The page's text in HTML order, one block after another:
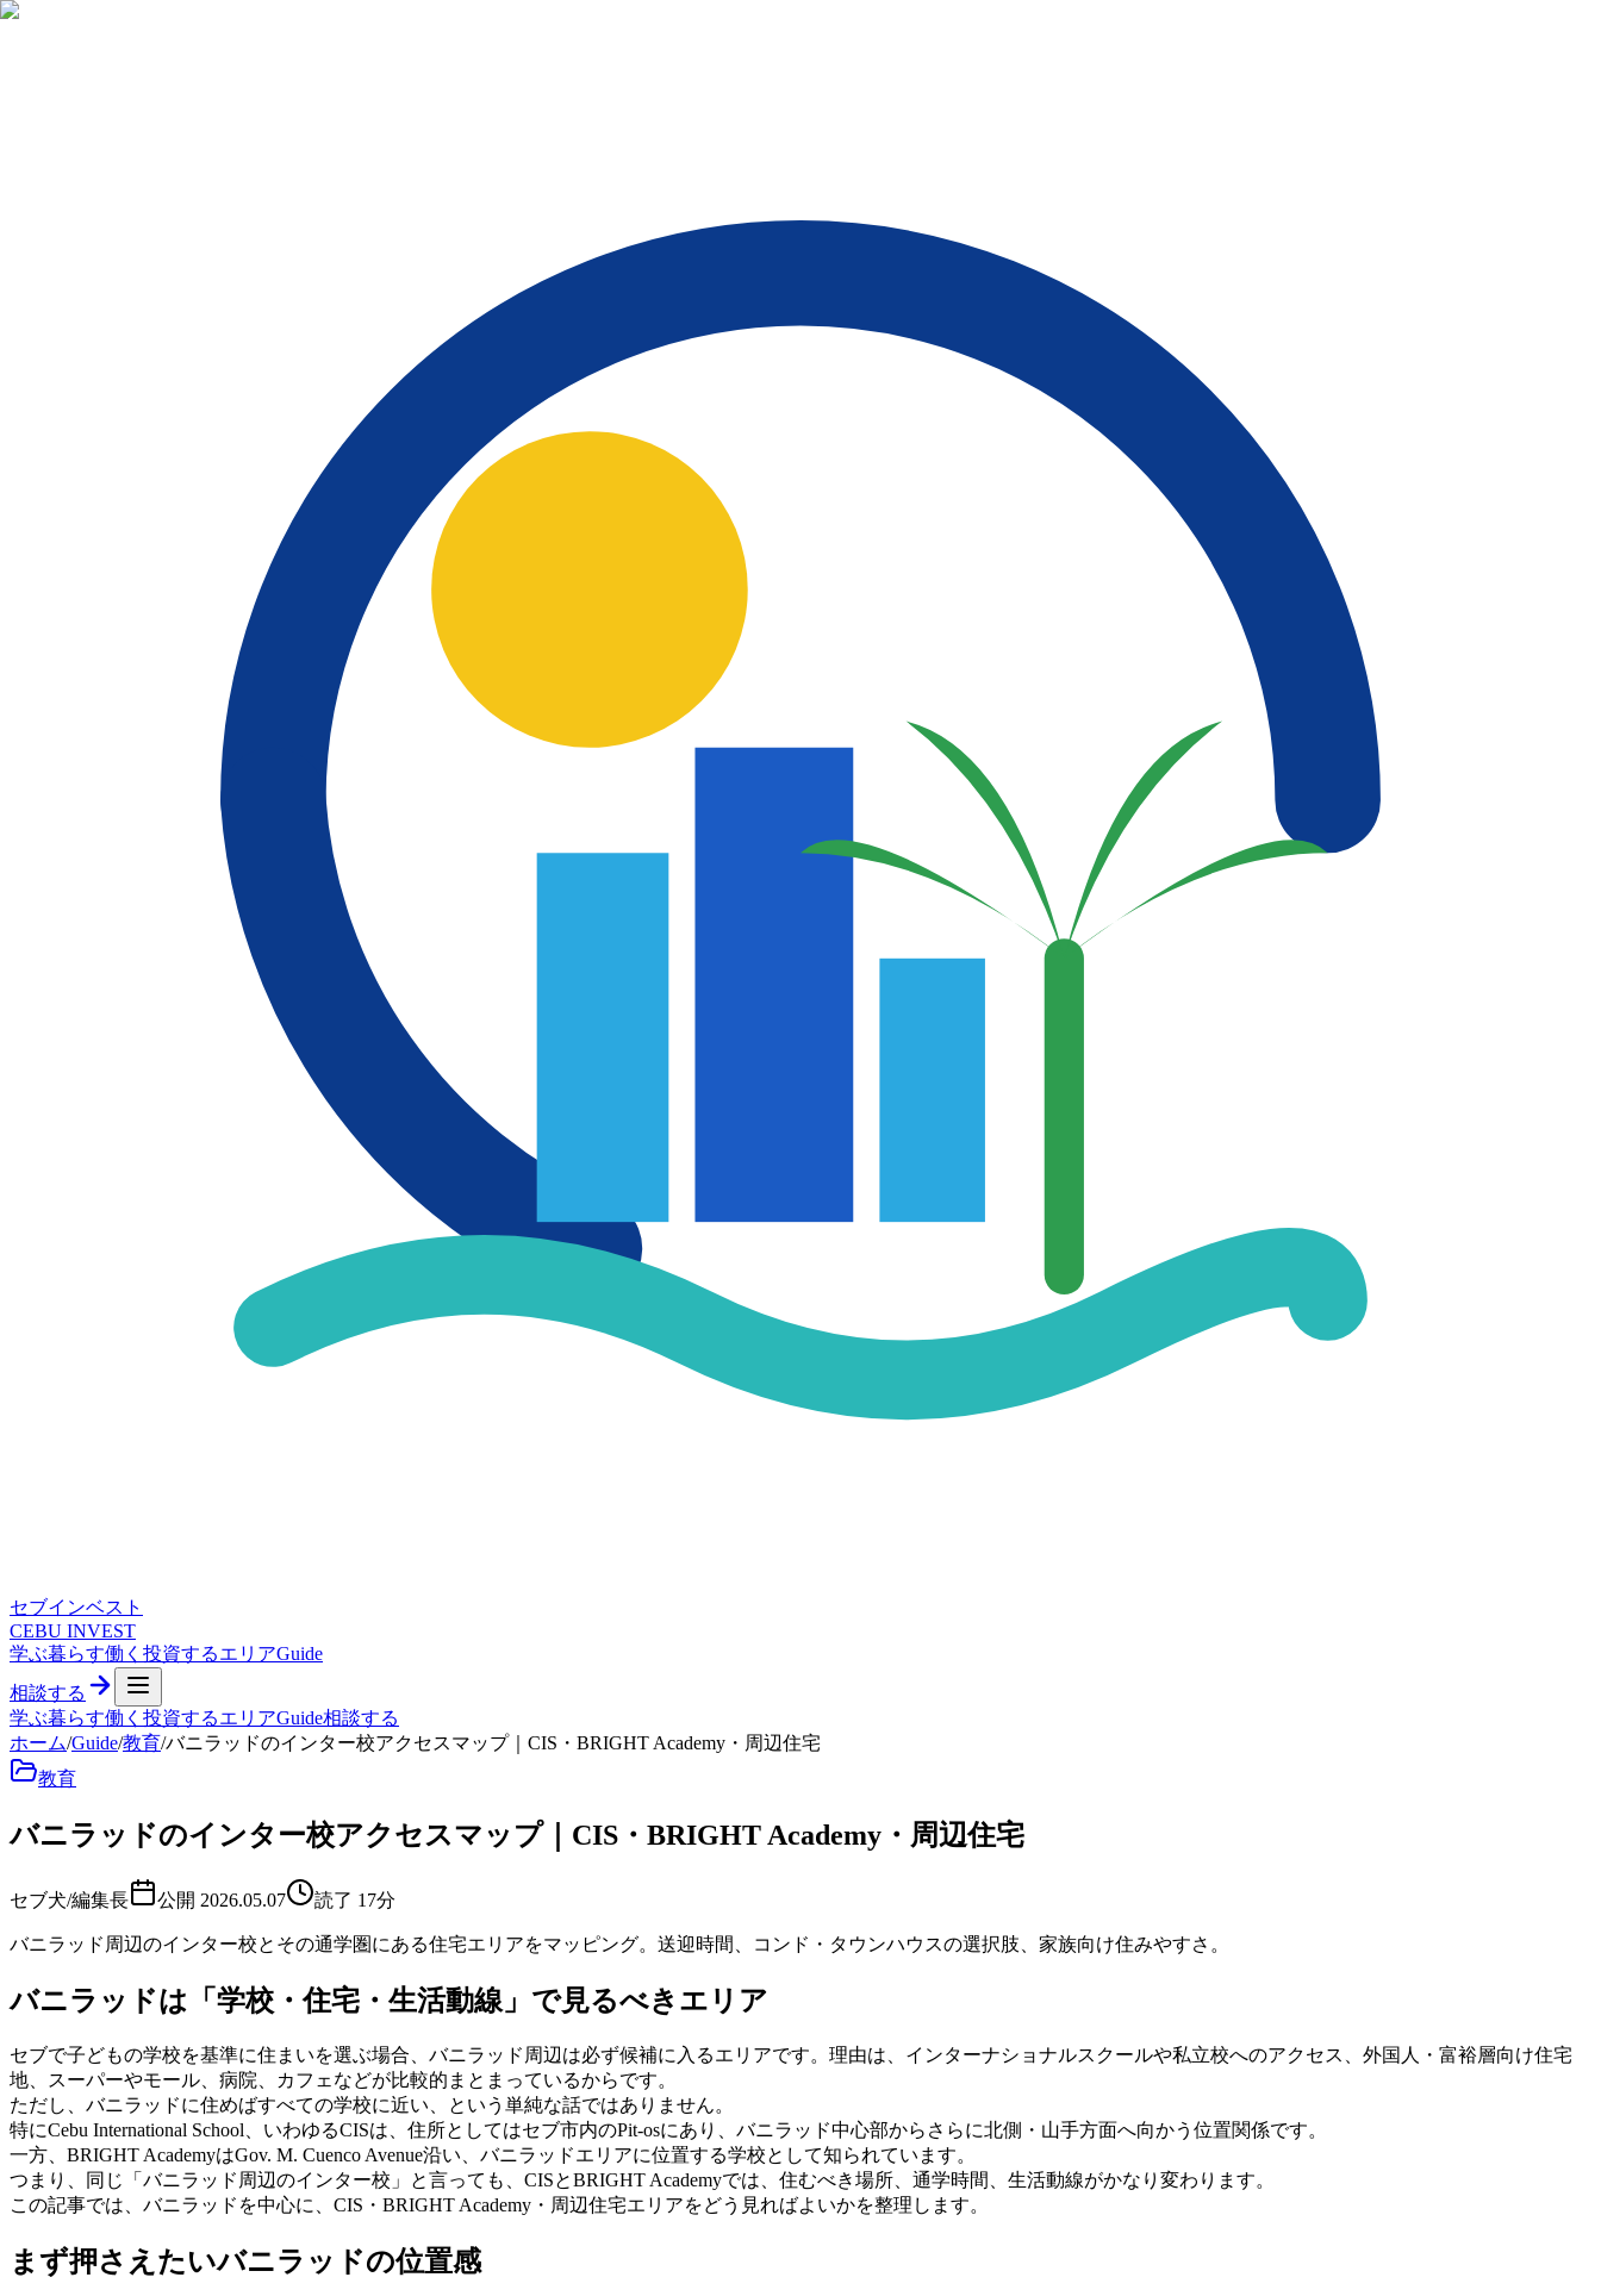
セブインベスト
CEBU INVEST
学ぶ暮らす働く 投資するエリアGuide
相談する
学ぶ暮らす働く 投資するエリアGuide相談する
ホーム/Guide/教育/バニラッドのインター校アクセスマップ｜CIS・BRIGHT Academy・周辺住宅
教育
バニラッドのインター校アクセスマップ｜CIS・BRIGHT Academy・周辺住宅
セブ犬/編集長 公開 2026.05.07 読了 17分
バニラッド周辺のインター校とその通学圏にある住宅エリアをマッピング。送迎時間、コンド・タウンハウスの選択肢、家族向け住みやすさ。
バニラッドは「学校・住宅・生活動線」で見るべきエリア
セブで子どもの学校を基準に住まいを選ぶ場合、バニラッド周辺は必ず候補に入るエリアです。理由は、インターナショナルスクールや私立校へのアクセス、外国人・富裕層向け住宅
地、スーパーやモール、病院、カフェなどが比較的まとまっているからです。
ただし、バニラッドに住めばすべての学校に近い、という単純な話ではありません。
特にCebu International School、いわゆるCISは、住所としてはセブ市内のPit-osにあり、バニラッド中心部からさらに北側・山手方面へ向かう位置関係です。
一方、BRIGHT AcademyはGov. M. Cuenco Avenue沿い、バニラッドエリアに位置する学校として知られています。
つまり、同じ「バニラッド周辺のインター校」と言っても、CISとBRIGHT Academyでは、住むべき場所、通学時間、生活動線がかなり変わります。
この記事では、バニラッドを中心に、CIS・BRIGHT Academy・周辺住宅エリアをどう見ればよいかを整理します。
まず押さえたいバニラッドの位置感